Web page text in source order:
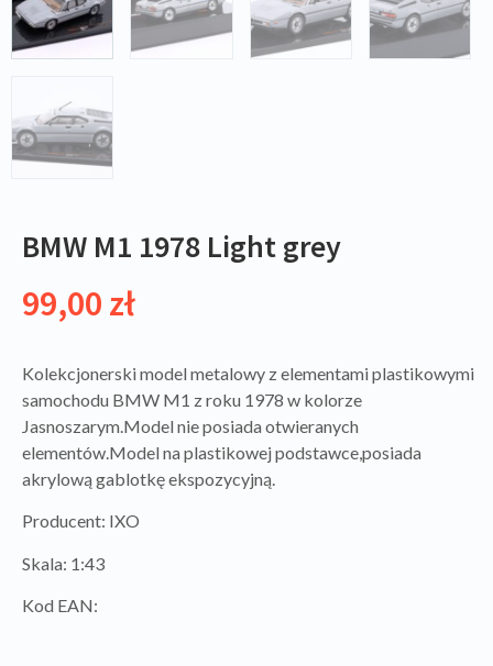
BMW M1 1978 Light grey
99,00 zł
Kolekcjonerski model metalowy z elementami plastikowymi
samochodu BMW M1 z roku 1978 w kolorze
Jasnoszarym.Model nie posiada otwieranych
elementów.Model na plastikowej podstawce,posiada
akrylową gablotkę ekspozycyjną.
Producent: IXO
Skala: 1:43
Kod EAN: